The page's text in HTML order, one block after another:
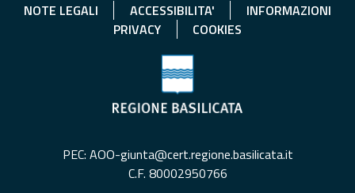
NOTE LEGALI ACCESSIBILITA'
INFORMAZIONI
PRIVACY
COOKIES
PEC: AOO-giunta@cert.regione.basilicata.it
C.F. 80002950766